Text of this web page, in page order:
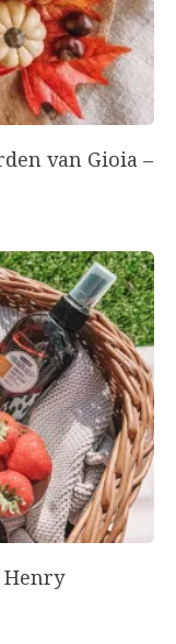
van Gioia –
Henry